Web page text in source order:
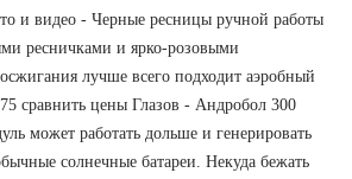
и видео - Черные ресницы ручной работы
ресничками и ярко-розовыми
лучше всего подходит аэробный
сравнить цены Глазов - Андробол 300
может работать дольше и генерировать
солнечные батареи. Некуда бежать